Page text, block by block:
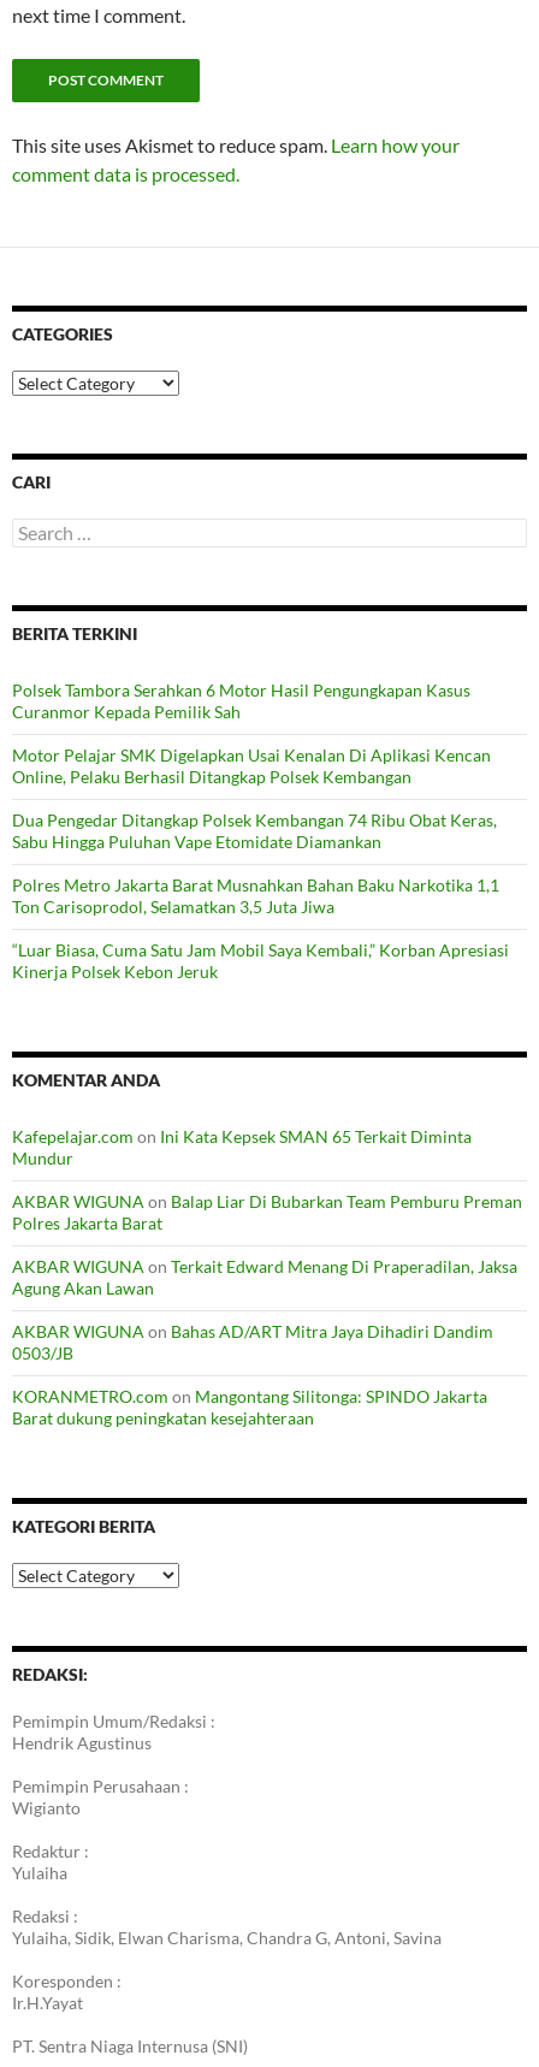
next time I comment.
This site uses Akismet to reduce spam. Learn how your
comment data is processed.
CATEGORIES
Categories
CARI
Search
for:
BERITA TERKINI
Polsek Tambora Serahkan 6 Motor Hasil Pengungkapan Kasus
Curanmor Kepada Pemilik Sah
Motor Pelajar SMK Digelapkan Usai Kenalan Di Aplikasi Kencan
Online, Pelaku Berhasil Ditangkap Polsek Kembangan
Dua Pengedar Ditangkap Polsek Kembangan 74 Ribu Obat Keras,
Sabu Hingga Puluhan Vape Etomidate Diamankan
Polres Metro Jakarta Barat Musnahkan Bahan Baku Narkotika 1,1
Ton Carisoprodol, Selamatkan 3,5 Juta Jiwa
“Luar Biasa, Cuma Satu Jam Mobil Saya Kembali,” Korban Apresiasi
Kinerja Polsek Kebon Jeruk
KOMENTAR ANDA
Kafepelajar.com on Ini Kata Kepsek SMAN 65 Terkait Diminta
Mundur
AKBAR WIGUNA on Balap Liar Di Bubarkan Team Pemburu Preman
Polres Jakarta Barat
AKBAR WIGUNA on Terkait Edward Menang Di Praperadilan, Jaksa
Agung Akan Lawan
AKBAR WIGUNA on Bahas AD/ART Mitra Jaya Dihadiri Dandim
0503/JB
KORANMETRO.com on Mangontang Silitonga: SPINDO Jakarta
Barat dukung peningkatan kesejahteraan
KATEGORI BERITA
Kategori
Berita
REDAKSI:
Pemimpin Umum/Redaksi :
Hendrik Agustinus
Pemimpin Perusahaan :
Wigianto
Redaktur :
Yulaiha
Redaksi :
Yulaiha, Sidik, Elwan Charisma, Chandra G, Antoni, Savina
Koresponden :
Ir.H.Yayat
PT. Sentra Niaga Internusa (SNI)